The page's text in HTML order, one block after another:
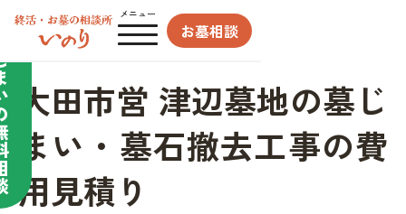
メニュー
お墓相談
大田市営 津辺墓地の墓じ
まい・墓石撤去工事の費
用見積り